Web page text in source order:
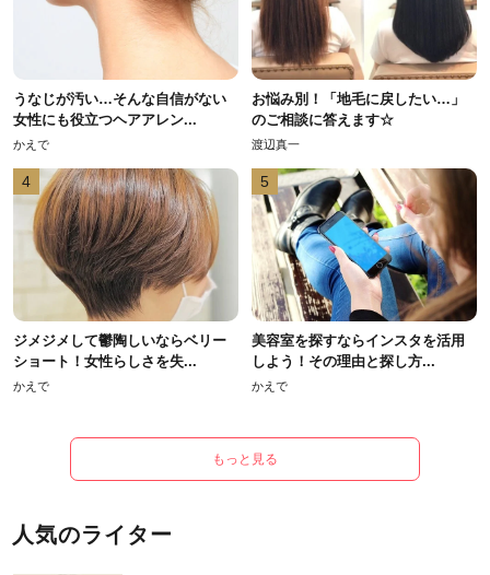
うなじが汚い…そんな自信がない
女性にも役立つヘアアレン...
かえで
お悩み別！「地毛に戻したい…」
のご相談に答えます☆
渡辺真一
4
ジメジメして鬱陶しいならベリー
ショート！女性らしさを失...
かえで
5
美容室を探すならインスタを活用
しよう！その理由と探し方...
かえで
もっと見る
人気のライター